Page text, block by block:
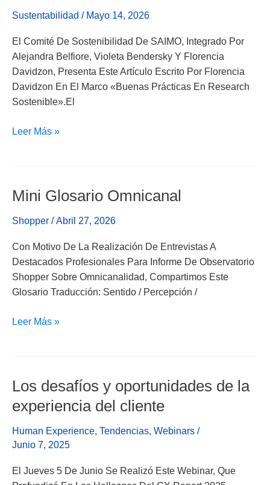
Sustentabilidad / Mayo 14, 2026
El Comité De Sostenibilidad De SAIMO, Integrado Por
Alejandra Belfiore, Violeta Bendersky Y Florencia
Davidzon, Presenta Este Artículo Escrito Por Florencia
Davidzon En El Marco «Buenas Prácticas En Research
Sostenible».El
Sustentabilidad
Leer Más »
Mini Glosario Omnicanal
Shopper /Abril 27, 2026
Con Motivo De La Realización De Entrevistas A
Destacados Profesionales Para Informe De Observatorio
Shopper Sobre Omnicanalidad, Compartimos Este
Glosario Traducción: Sentido / Percepción /
Mini
Omnicanal
Leer Más »
Los desafíos y oportunidades de la
experiencia del cliente
Human Experience, Tendencias, Webinars /
Junio 7, 2025
El Jueves 5 De Junio Se Realizó Este Webinar, Que
Los
Y
Oportunidades
De
Experiencia